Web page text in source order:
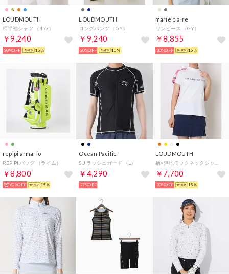
LOUDMOUTH
柄半袖シャツ （457）
￥9,240
30%OFF 15%
LOUDMOUTH
ロングパンツ （GY）
￥9,240
30%OFF 15%
marie claire
ワンピース （GY）
￥8,855
30%OFF 15%
repipi armario
REPIPI バッグ （ライム）
￥8,800
60%OFF 15%
Ocean Pacific
SU ラッシュガード （L）
￥4,290
27%OFF
LOUDMOUTH
￥7,700
30%OFF 15%